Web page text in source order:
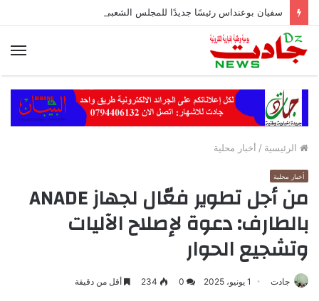
الرئيسية / أخبار محلية
أخبار محلية
من أجل تطوير فعّال لجهاز ANADE
بالطارف: دعوة لإصلاح الآليات
وتشجيع الحوار
جادت 1 يونيو، 2025 0
234 أقل من دقيقة